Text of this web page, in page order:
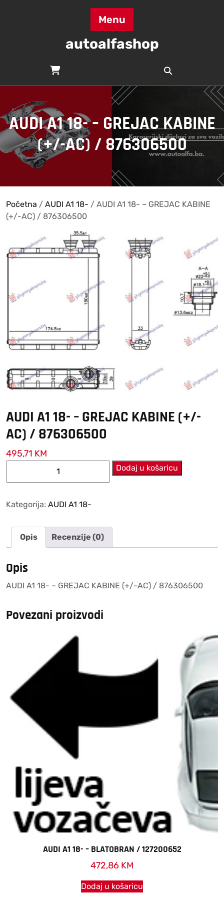
Menu
autoalfashop
AUDI A1 18- – GREJAC KABINE
(+/-AC) / 876306500
Početna / AUDI A1 18- / AUDI A1 18- – GREJAC KABINE
(+/-AC) / 876306500
AUDI A1 18- – GREJAC KABINE (+/-
AC) / 876306500
495,71 KM
–
KABINE
(+/-
AC)
/
876306500
količina
Dodaj u košaricu
Kategorija: AUDI A1 18-
Opis Recenzije (0)
Opis
AUDI A1 18- – GREJAC KABINE (+/-AC) / 876306500
Povezani proizvodi
AUDI A1 18- – BLATOBRAN / 127200652
472,86 KM
Dodaj u košaricu